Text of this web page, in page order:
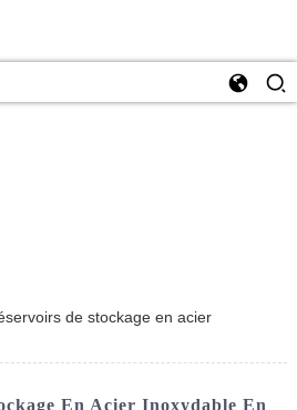
de stockage en acier
En Acier Inoxydable En